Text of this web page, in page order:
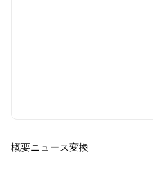
概要ニュース変換